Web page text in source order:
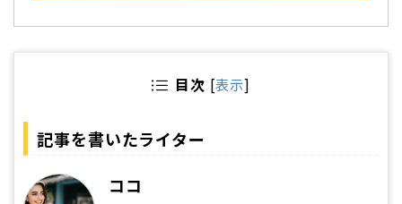
目次 [表示]
記事を書いたライター
ココ